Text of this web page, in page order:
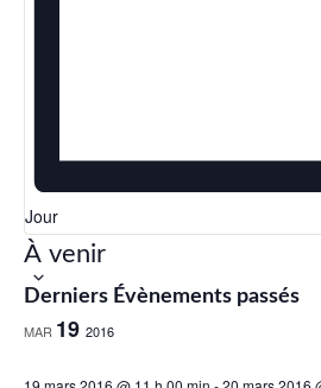
Jour
À venir
Sélectionnez
Derniers Évènements passés
MAR 19 2016